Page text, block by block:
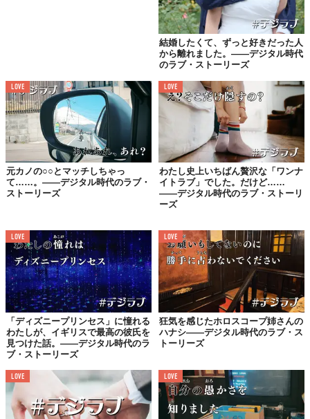
「会うほどではない」と思った人と
けいさん（24歳/女性/空間デザイナー/Pairs、with、crossme）
*お名前（年齢/性別/職業/アプリ）
┈┈┈┈┈┈┈┈ ♡ ┈┈┈┈┈┈┈┈
あなたの“デジラブ”体験は？
TABI LABOでは、みなさんの「マッチングアプリ」体験談
を物語にしています。どこかに残しておきたい、浄化して
おきたい、マッチング相手との忘れられないできごとがあ
れば、こちらのフォームに、ペンネームと内容（箇条書き
など簡単なものでも可）をお送りください💌
#レッツスワイプ
結婚したくて、ずっと好きだった人
から離れました。——デジタル時代
のラブ・ストーリーズ
LOVE
元カノの○○とマッチしちゃっ
て……。——デジタル時代のラブ・
ストーリーズ
LOVE
わたし史上いちばん贅沢な「ワンナ
イトラブ」でした。だけど……
——デジタル時代のラブ・ストーリ
ーズ
LOVE
「ディズニープリンセス」に憧れる
わたしが、イギリスで最高の彼氏を
見つけた話。——デジタル時代のラ
ブ・ストーリーズ
LOVE
狂気を感じたホロスコープ姉さんの
ハナシ——デジタル時代のラブ・ス
トーリーズ
LOVE LOVE